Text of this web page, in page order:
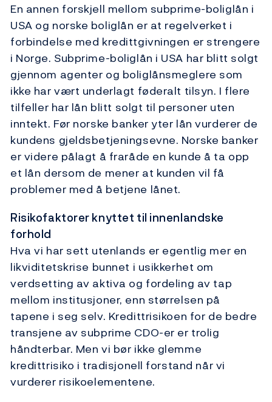
En annen forskjell mellom subprime-boliglån i
USA og norske boliglån er at regelverket i
forbindelse med kredittgivningen er strengere
i Norge. Subprime-boliglån i USA har blitt solgt
gjennom agenter og boliglånsmeglere som
ikke har vært underlagt føderalt tilsyn. I flere
tilfeller har lån blitt solgt til personer uten
inntekt. Før norske banker yter lån vurderer de
kundens gjeldsbetjeningsevne. Norske banker
er videre pålagt å fraråde en kunde å ta opp
et lån dersom de mener at kunden vil få
problemer med å betjene lånet.
Risikofaktorer knyttet til innenlandske
forhold
Hva vi har sett utenlands er egentlig mer en
likviditetskrise bunnet i usikkerhet om
verdsetting av aktiva og fordeling av tap
mellom institusjoner, enn størrelsen på
tapene i seg selv. Kredittrisikoen for de bedre
transjene av subprime CDO-er er trolig
håndterbar. Men vi bør ikke glemme
kredittrisiko i tradisjonell forstand når vi
vurderer risikoelementene.